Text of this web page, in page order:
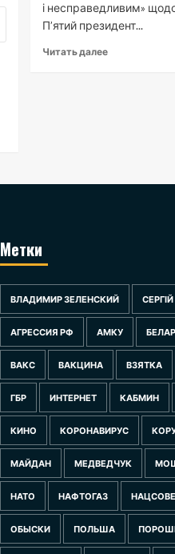
і несправедливим»
П’ятий президент...
Читать далее
Метки
ВЛАДИМИР ЗЕЛЕНСКИЙ
АГРЕССИЯ РФ АМКУ
ВАКС ВАКЦИНА ВЗЯТКА
ГБР ИНТЕРНЕТ КАБМИН
КИНО КОРОНАВИРУС
МАЙДАН МЕДВЕДЧУК
НАТО НАФТОГАЗ
ОБЫСКИ ПОЛЬША